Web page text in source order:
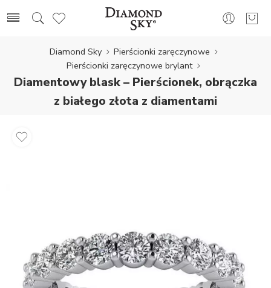
Diamond Sky
Pierścionki zaręczynowe
Pierścionki zaręczynowe brylant
Diamentowy blask – Pierścionek, obrączka
z białego złota z diamentami